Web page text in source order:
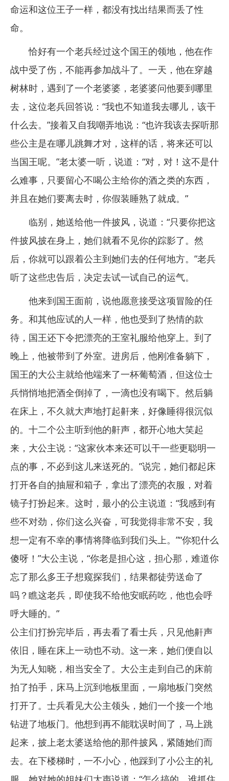
命运和这位王子一样，都没有找出结果而丢了性
命。
恰好有一个老兵经过这个国王的领地，他在作
战中受了伤，不能再参加战斗了。一天，他在穿越
树林时，遇到了一个老婆婆，老婆婆问他要到哪里
去，这位老兵回答说：“我也不知道我去哪儿，该干
什么去。”接着又自我嘲弄地说：“也许我该去探听那
些公主是在哪儿跳舞才对，这样的话，将来还可以
当国王呢。”老太婆一听，说道：“对，对！这不是什
么难事，只要留心不喝公主给你的酒之类的东西，
并且在她们要离去时，你假装睡熟了就成。”
临别，她送给他一件披风，说道：“只要你把这
件披风披在身上，她们就看不见你的踪影了。然
后，你就可以跟着公主到她们去的任何地方。”老兵
听了这些忠告后，决定去试一试自己的运气。
他来到国王面前，说他愿意接受这项冒险的任
务。和其他应试的人一样，他也受到了热情的款
待，国王还下令把漂亮的王室礼服给他穿上。到了
晚上，他被带到了外室。进房后，他刚准备躺下，
国王的大公主就给他端来了一杯葡萄酒，但这位士
兵悄悄地把酒全倒掉了，一滴也没有喝下。然后躺
在床上，不久就大声地打起鼾来，好像睡得很沉似
的。十二个公主听到他的鼾声，都开心地大笑起
来，大公主说：“这家伙本来还可以干一些更聪明一
点的事，不必到这儿来送死的。”说完，她们都起床
打开各自的抽屉和箱子，拿出了漂亮的衣服，对着
镜子打扮起来。这时，最小的公主说道：“我感到有
些不对劲，你们这么兴奋，可我觉得非常不安，我
想一定有不幸的事情将降临到我们头上。”“你犯什么
傻呀！”大公主说，“你老是担心这，担心那，难道你
忘了那么多王子想窥探我们，结果都徒劳送命了
吗？瞧这老兵，即使我不给他安眠药吃，他也会呼
呼大睡的。”
公主们打扮完毕后，再去看了看士兵，只见他鼾声
依旧，睡在床上一动也不动。这一来，她们便自以
为无人知晓，相当安全了。大公主走到自己的床前
拍了拍手，床马上沉到地板里面，一扇地板门突然
打开了。士兵看见大公主领头，她们一个接一个地
钻进了地板门。他想到再不能耽误时间了，马上跳
起来，披上老太婆送给他的那件披风，紧随她们而
去。在下楼梯时，一不小心，他踩到了小公主的礼